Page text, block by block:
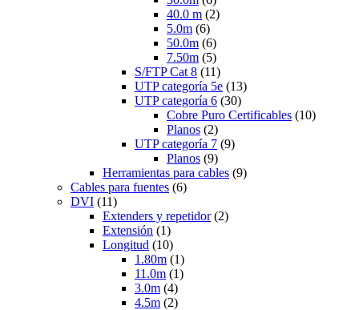
40.0 m (2)
5.0m (6)
50.0m (6)
7.50m (5)
S/FTP Cat 8 (11)
UTP categoría 5e (13)
UTP categoría 6 (30)
Cobre Puro Certificables (10)
Planos (2)
UTP categoría 7 (9)
Planos (9)
Herramientas para cables (9)
Cables para fuentes (6)
DVI (11)
Extenders y repetidor (2)
Extensión (1)
Longitud (10)
1.80m (1)
11.0m (1)
3.0m (4)
4.5m (2)